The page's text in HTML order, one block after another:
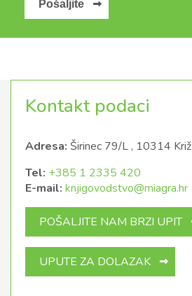
Pošaljite
Kontakt podaci
Adresa: Širinec 79/L , 10314 Križ
Tel: +385 1 2335 420
E-mail: knjigovodstvo@miagra.hr
POŠALJITE NAM BRZI UPIT
UPUTE ZA DOLAZAK